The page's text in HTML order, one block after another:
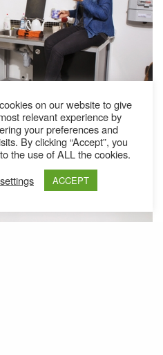
beim Kochen, ohne
on our website to give
relevant experience by
your preferences and
By clicking “Accept”, you
the use of ALL the cookies.
ACCEPT